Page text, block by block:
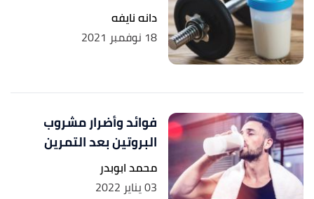
دانه نايفه
18 نوفمبر 2021
فوائد وأضرار مشروب
البروتين بعد التمرين
محمد ابوبدر
03 يناير 2022